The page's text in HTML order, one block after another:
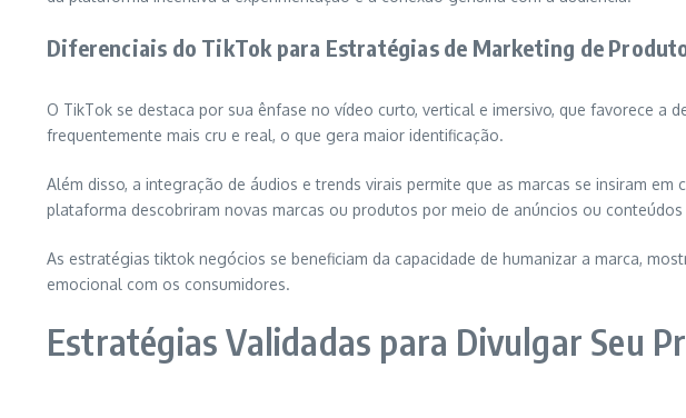
Diferenciais do TikTok para Estratégias de Marketing de
O TikTok se destaca por sua ênfase no vídeo curto, vertical e imersivo, que favorece
frequentemente mais cru e real, o que gera maior identificação.
Além disso, a integração de áudios e trends virais permite que as marcas se insiram
plataforma descobriram novas marcas ou produtos por meio de anúncios ou
As estratégias tiktok negócios se beneficiam da capacidade de humanizar a marca,
emocional com os consumidores.
Estratégias Validadas para Divulgar Seu